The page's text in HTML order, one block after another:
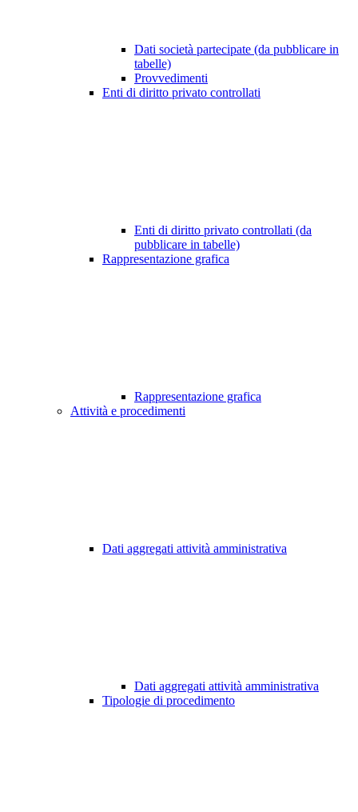
Dati società partecipate (da pubblicare in
tabelle)
Provvedimenti
Enti di diritto privato controllati
Enti di diritto privato controllati (da
pubblicare in tabelle)
Rappresentazione grafica
Rappresentazione grafica
Attività e procedimenti
Dati aggregati attività amministrativa
Dati aggregati attività amministrativa
Tipologie di procedimento